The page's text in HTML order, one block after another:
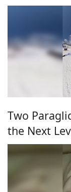
Two
the Next